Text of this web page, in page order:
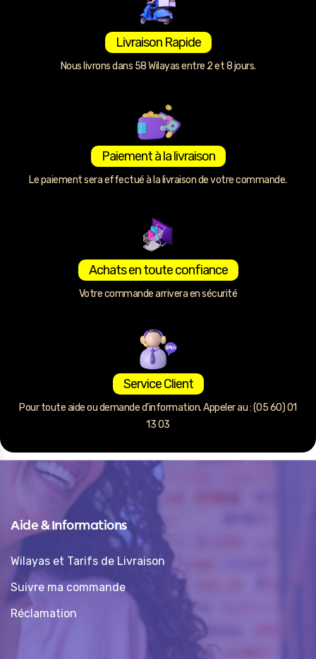
Livraison Rapide
Nous livrons dans 58 Wilayas entre 2 et 8 jours.
Paiement à la livraison
Le paiement sera effectué à la livraison de votre commande.
Achats en toute confiance
Votre commande arrivera en sécurité
Service Client
Pour toute aide ou demande d’information. Appeler au : (05 60) 01
13 03
Aide & Informations
Wilayas et Tarifs de Livraison
Suivre ma commande
Réclamation